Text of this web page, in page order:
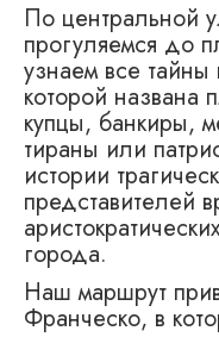
По центральной
прогуляемся до
узнаем все
которой
купцы, банкиры,
тираны или
истории
представителей
города.
Наш маршрут
Франческо, в